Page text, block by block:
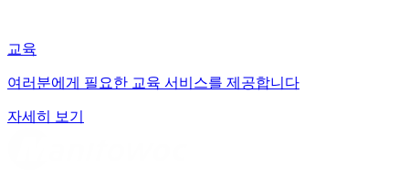
교육
여러분에게 필요한 교육 서비스를 제공합니다
자세히 보기